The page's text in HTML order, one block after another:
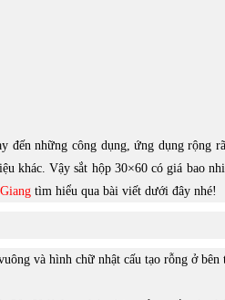
đến những công dụng, ứng dụng rộng
khác. Vậy sắt hộp 30×60 có giá bao
tìm hiểu qua bài viết dưới đây nhé!
và hình chữ nhật cấu tạo rỗng ở